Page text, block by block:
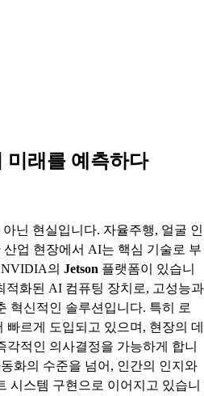
미래를 예측하다
닌 현실입니다. 자율주행, 얼굴 인
업 현장에서 AI는 핵심 기술로 부
의 Jetson 플랫폼이 있습니
적화된 AI 컴퓨팅 장치로, 고성능과
혁신적인 솔루션입니다. 특히 로
빠르게 도입되고 있으며, 현장의 데
적인 의사결정을 가능하게 합니
화의 수준을 넘어, 인간의 인지와
시스템 구현으로 이어지고 있습니